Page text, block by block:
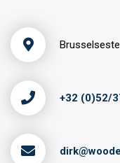
+32 (0)52/